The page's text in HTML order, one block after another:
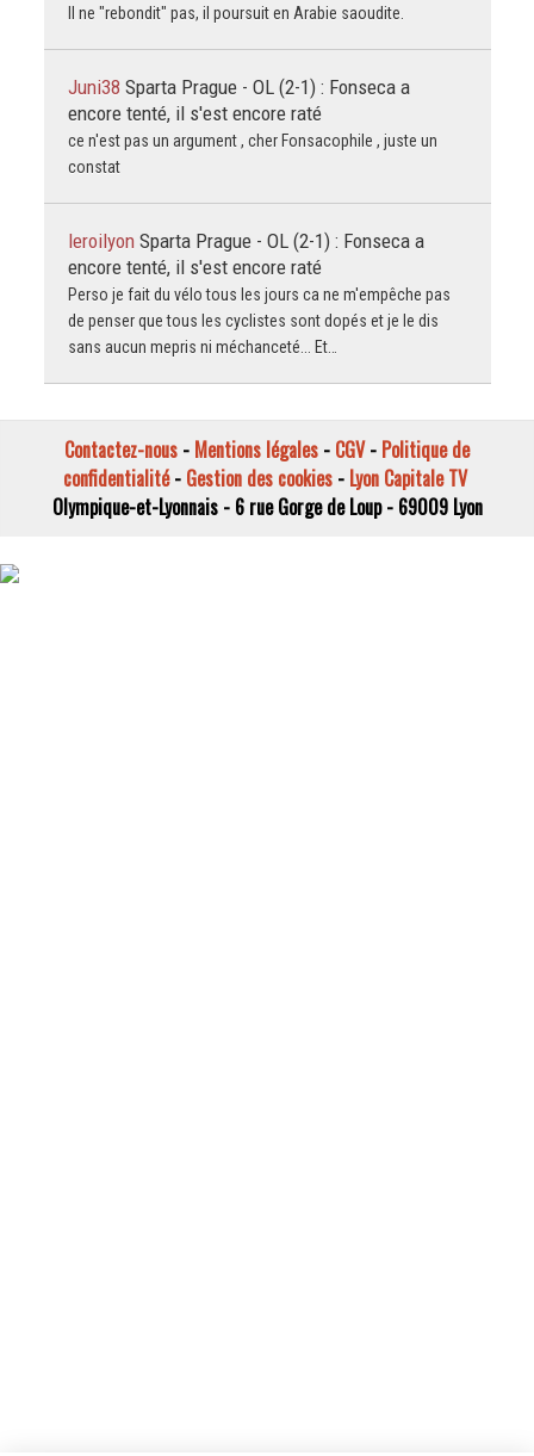
Il ne "rebondit" pas, il poursuit en Arabie saoudite.
Juni38 Sparta Prague - OL (2-1) : Fonseca a
encore tenté, il s'est encore raté
ce n'est pas un argument , cher Fonsacophile , juste un
constat
leroilyon Sparta Prague - OL (2-1) : Fonseca a
encore tenté, il s'est encore raté
Perso je fait du vélo tous les jours ca ne m'empêche pas
de penser que tous les cyclistes sont dopés et je le dis
sans aucun mepris ni méchanceté... Et…
Contactez-nous - Mentions légales - CGV- Politique de
confidentialité- Gestion des cookies- Lyon Capitale TV
Olympique-et-Lyonnais - 6 rue Gorge de Loup - 69009 Lyon